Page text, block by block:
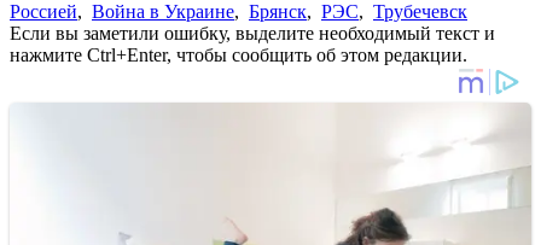
Россией, Война в Украине, Брянск, РЭС, Трубечевск
Если вы заметили ошибку, выделите необходимый текст и
нажмите Ctrl+Enter, чтобы сообщить об этом редакции.